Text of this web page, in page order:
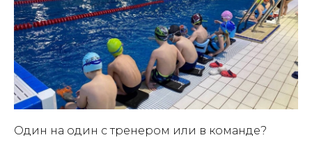
Один на один с тренером или в команде?